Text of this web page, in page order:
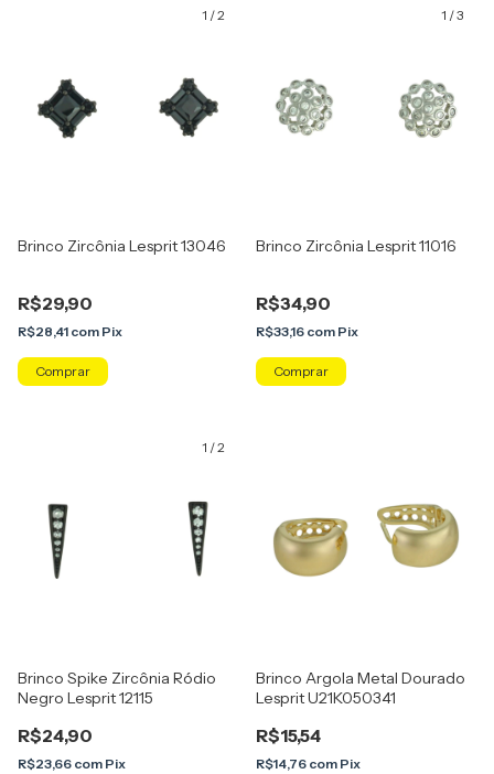
1 /2
Brinco Zircônia Lesprit 13046
R$29,90
R$28,41 com Pix
Comprar
1 /3
Brinco Zircônia Lesprit 11016
R$34,90
R$33,16 com Pix
Comprar
1 /2
Brinco Spike Zircônia Ródio
Negro Lesprit 12115
R$24,90
R$23,66 com Pix
Brinco Argola Metal Dourado
Lesprit U21K050341
R$15,54
R$14,76 com Pix